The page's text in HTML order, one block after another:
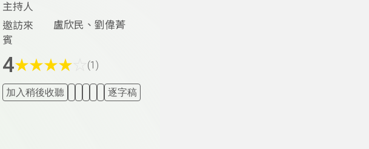
主持人
邀訪來
賓
盧欣民、劉偉菁
4★★★★ (1)
加入稍後收聽 逐字稿